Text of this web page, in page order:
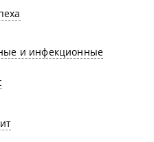
и инфекционные